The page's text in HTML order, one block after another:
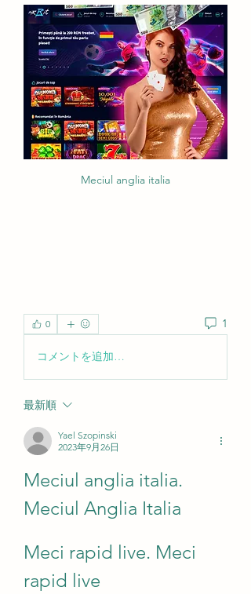
Meciul anglia italia
0 1
コメントを追加…
最新順
Yael Szopinski
2023年9月26日
Meciul anglia italia.
Meciul Anglia Italia
Meci rapid live. Meci
rapid live